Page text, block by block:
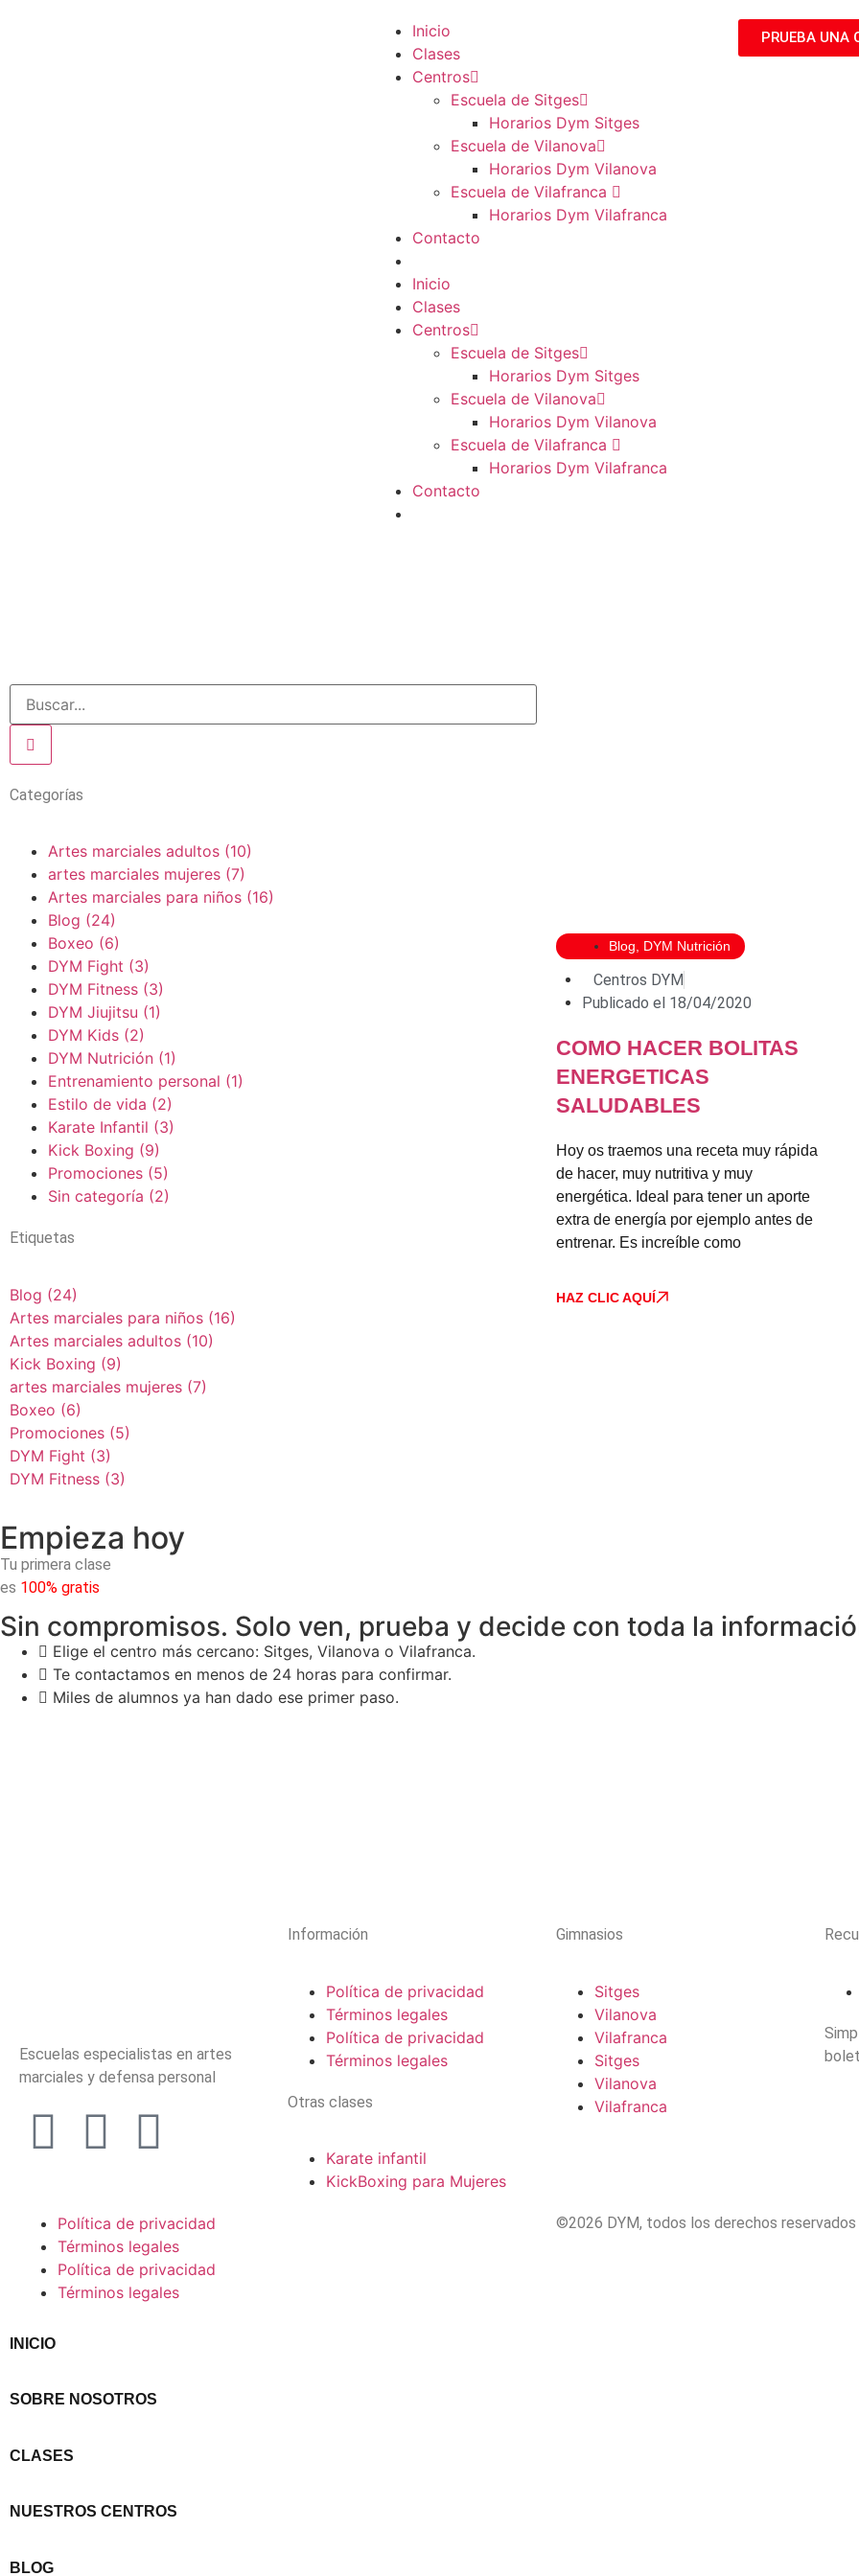
Inicio
Clases
Centros
Escuela de Sitges
Horarios Dym Sitges
Escuela de Vilanova
Horarios Dym Vilanova
Escuela de Vilafranca
Horarios Dym Vilafranca
Contacto
Inicio
Clases
Centros
Escuela de Sitges
Horarios Dym Sitges
Escuela de Vilanova
Horarios Dym Vilanova
Escuela de Vilafranca
Horarios Dym Vilafranca
Contacto
PRUEBA UNA
Categorías
Artes marciales adultos (10)
artes marciales mujeres (7)
Artes marciales para niños (16)
Blog (24)
Boxeo (6)
DYM Fight (3)
DYM Fitness (3)
DYM Jiujitsu (1)
DYM Kids (2)
DYM Nutrición (1)
Entrenamiento personal (1)
Estilo de vida (2)
Karate Infantil (3)
Kick Boxing (9)
Promociones (5)
Sin categoría (2)
Etiquetas
Blog (24)
Artes marciales para niños (16)
Artes marciales adultos (10)
Kick Boxing (9)
artes marciales mujeres (7)
Boxeo (6)
Promociones (5)
DYM Fight (3)
DYM Fitness (3)
Blog DYM Nutrición
Centros DYM
Publicado el 18/04/2020
COMO HACER BOLITAS
ENERGETICAS
SALUDABLES
Hoy os traemos una receta muy rápida
de hacer, muy nutritiva y muy
energética. Ideal para tener un aporte
extra de energía por ejemplo antes de
entrenar. Es increíble como
HAZ CLIC AQUÍ
Empieza hoy
Tu primera clase
es 100% gratis
Sin compromisos. Solo ven, prueba y decide con toda la
Elige el centro más cercano: Sitges, Vilanova o Vilafranca.
Te contactamos en menos de 24 horas para confirmar.
Miles de alumnos ya han dado ese primer paso.
Escuelas especialistas en artes
marciales y defensa personal
Información
Política de privacidad
Términos legales
Política de privacidad
Términos legales
Otras clases
Karate infantil
KickBoxing para Mujeres
Gimnasios
Sitges
Vilanova
Vilafranca
Sitges
Vilanova
Vilafranca
Política de privacidad
Términos legales
Política de privacidad
Términos legales
©2026 DYM, todos los derechos reservados
INICIO
SOBRE NOSOTROS
CLASES
NUESTROS CENTROS
BLOG